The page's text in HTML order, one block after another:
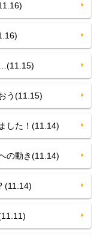
う(11.15)
した！(11.14)
の動き(11.14)
(11.14)